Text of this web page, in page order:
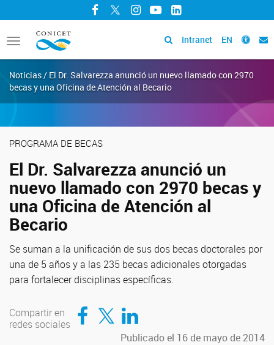
Facebook
TwitterInstagram
YouTubeLinkedIn
Toggle
navigation
Intranet EN
Noticias / El Dr. Salvarezza anunció un nuevo llamado con 2970
becas y una Oficina de Atención al Becario
PROGRAMA DE BECAS
El Dr. Salvarezza anunció un
nuevo llamado con 2970 becas y
una Oficina de Atención al
Becario
Se suman a la unificación de sus dos becas doctorales por
una de 5 años y a las 235 becas adicionales otorgadas
para fortalecer disciplinas específicas.
Compartir en
redes sociales
Compartir en Facebook
Compartir en TwitterCompartir en LinkedIn
Publicado el 16 de mayo de 2014